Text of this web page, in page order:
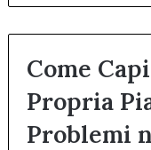
Come
Propria
Problemi